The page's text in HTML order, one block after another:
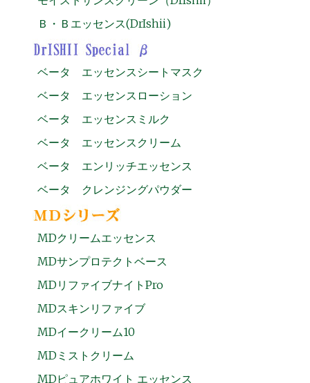
Ｂ・Ｂエッセンス(DrIshii)
ベータ エッセンスシートマスク
ベータ エッセンスローション
ベータ エッセンスミルク
ベータ エッセンスクリーム
ベータ エンリッチエッセンス
ベータ クレンジングパウダー
MDクリームエッセンス
MDサンプロテクトベース
MDリファイブナイトPro
MDスキンリファイブ
MDイークリーム10
MDミストクリーム
MDピュアホワイト エッセンス